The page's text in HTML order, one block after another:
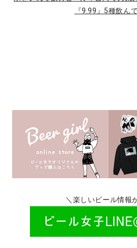
『9.99』5種飲ん
＼楽しいビール情報